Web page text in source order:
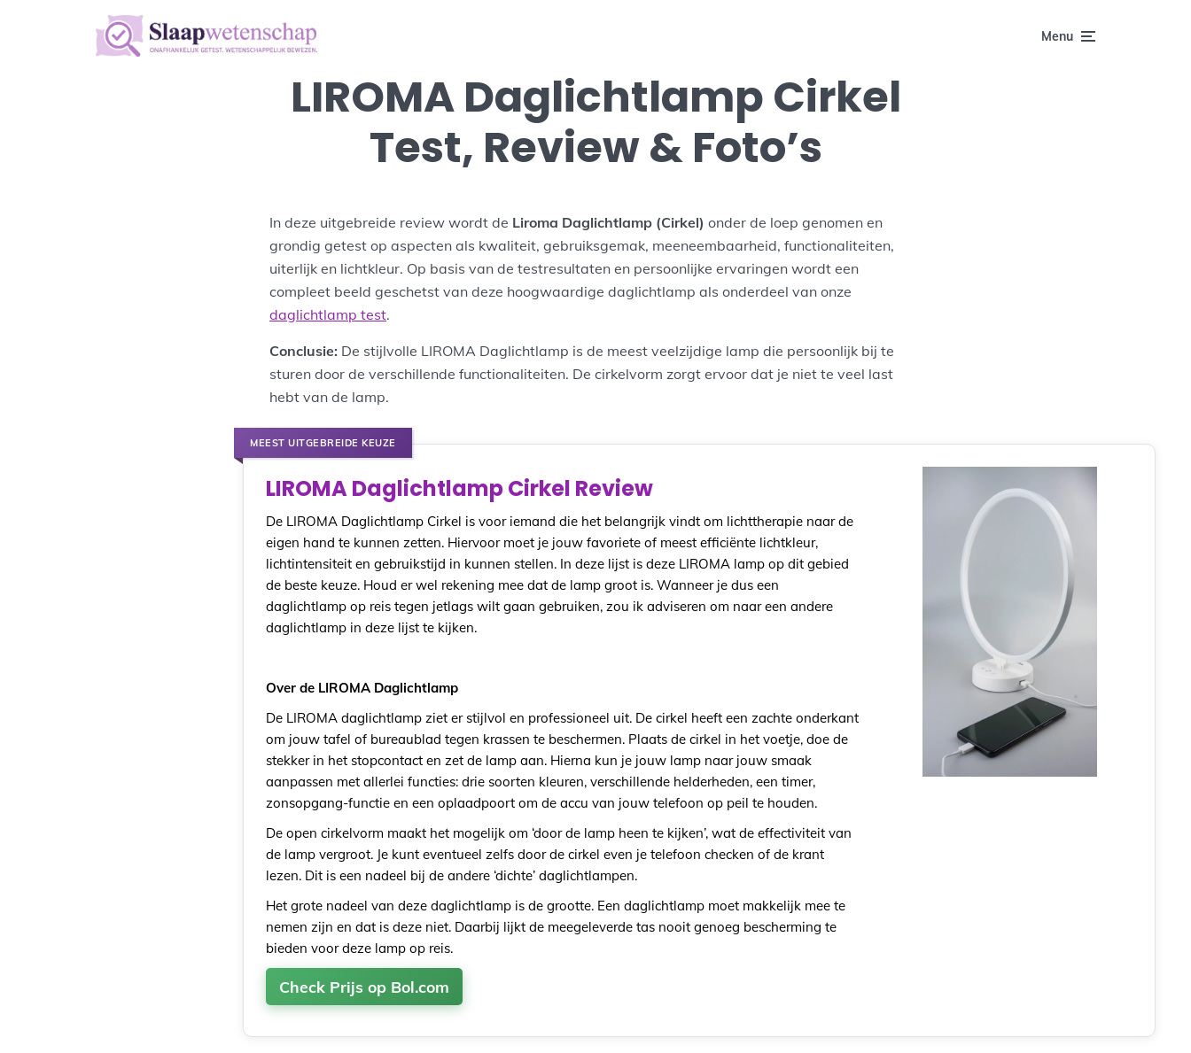
Menu
LIROMA Daglichtlamp Cirkel
Test, Review & Foto’s
In deze uitgebreide review wordt de Liroma Daglichtlamp (Cirkel) onder de loep genomen en
grondig getest op aspecten als kwaliteit, gebruiksgemak, meeneembaarheid, functionaliteiten,
uiterlijk en lichtkleur. Op basis van de testresultaten en persoonlijke ervaringen wordt een
compleet beeld geschetst van deze hoogwaardige daglichtlamp als onderdeel van onze
daglichtlamp test.
Conclusie: De stijlvolle LIROMA Daglichtlamp is de meest veelzijdige lamp die persoonlijk bij te
sturen door de verschillende functionaliteiten. De cirkelvorm zorgt ervoor dat je niet te veel last
hebt van de lamp.
MEEST UITGEBREIDE KEUZE
LIROMA Daglichtlamp Cirkel Review
De LIROMA Daglichtlamp Cirkel is voor iemand die het belangrijk vindt om lichttherapie naar de
eigen hand te kunnen zetten. Hiervoor moet je jouw favoriete of meest efficiënte lichtkleur,
lichtintensiteit en gebruikstijd in kunnen stellen. In deze lijst is deze LIROMA lamp op dit gebied
de beste keuze. Houd er wel rekening mee dat de lamp groot is. Wanneer je dus een
daglichtlamp op reis tegen jetlags wilt gaan gebruiken, zou ik adviseren om naar een andere
daglichtlamp in deze lijst te kijken.
Over de LIROMA Daglichtlamp
De LIROMA daglichtlamp ziet er stijlvol en professioneel uit. De cirkel heeft een zachte onderkant
om jouw tafel of bureaublad tegen krassen te beschermen. Plaats de cirkel in het voetje, doe de
stekker in het stopcontact en zet de lamp aan. Hierna kun je jouw lamp naar jouw smaak
aanpassen met allerlei functies: drie soorten kleuren, verschillende helderheden, een timer,
zonsopgang-functie en een oplaadpoort om de accu van jouw telefoon op peil te houden.
De open cirkelvorm maakt het mogelijk om ‘door de lamp heen te kijken’, wat de effectiviteit van
de lamp vergroot. Je kunt eventueel zelfs door de cirkel even je telefoon checken of de krant
lezen. Dit is een nadeel bij de andere ‘dichte’ daglichtlampen.
Het grote nadeel van deze daglichtlamp is de grootte. Een daglichtlamp moet makkelijk mee te
nemen zijn en dat is deze niet. Daarbij lijkt de meegeleverde tas nooit genoeg bescherming te
bieden voor deze lamp op reis.
Check Prijs op Bol.com